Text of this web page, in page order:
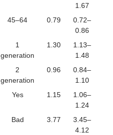
1.67
45–64
0.79
0.72–
0.86
1
generation
1.30
1.13–
1.48
2
generation
0.96
0.84–
1.10
Yes 1.15
1.06–
1.24
Bad 3.77
3.45–
4.12